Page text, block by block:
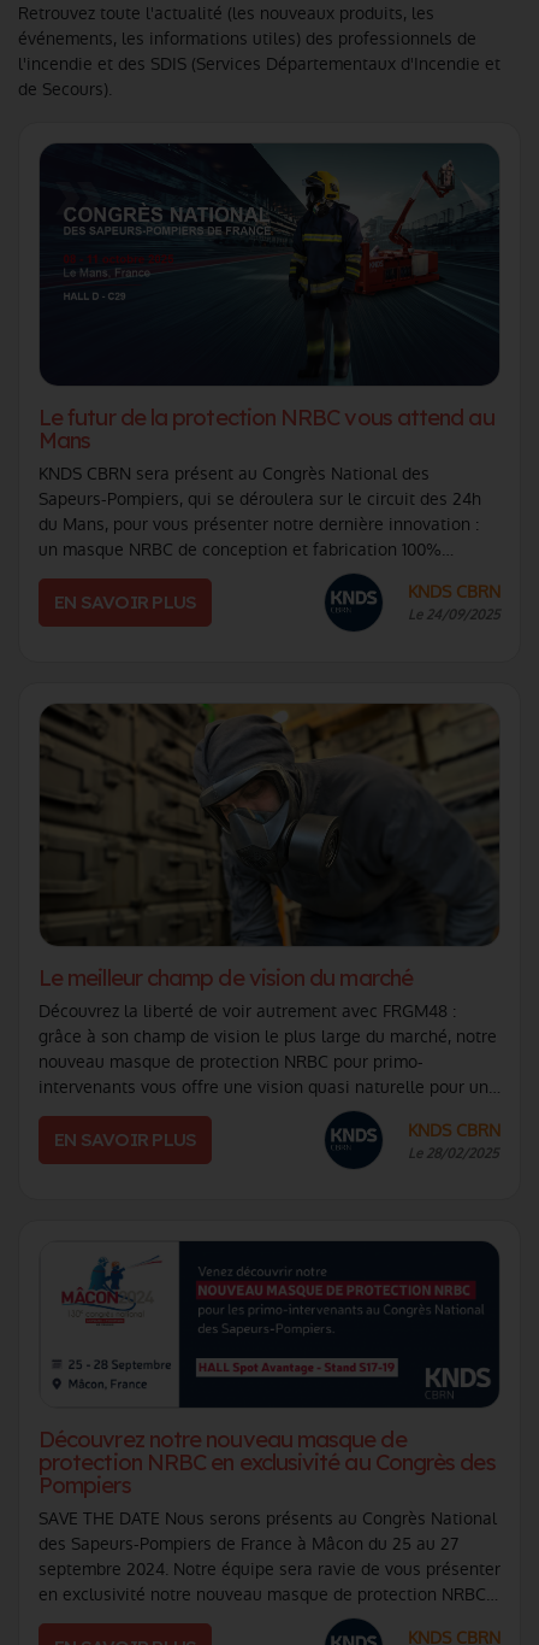
Retrouvez toute l'actualité (les nouveaux produits, les
événements, les informations utiles) des professionnels de
l'incendie et des SDIS (Services Départementaux d'Incendie et
de Secours).
Le futur de la protection NRBC vous attend au
Mans
KNDS CBRN sera présent au Congrès National des
Sapeurs-Pompiers, qui se déroulera sur le circuit des 24h
du Mans, pour vous présenter notre dernière innovation :
un masque NRBC de conception et fabrication 100%
française, spécialement développée pour (...)
EN SAVOIR PLUS KNDS CBRN
Le 24/09/2025
Le meilleur champ de vision du marché
Découvrez la liberté de voir autrement avec FRGM48 :
grâce à son champ de vision le plus large du marché, notre
nouveau masque de protection NRBC pour primo-
intervenants vous offre une vision quasi naturelle pour une
protection NRBC maximale ! Vous s (...)
EN SAVOIR PLUS KNDS CBRN
Le 28/02/2025
Découvrez notre nouveau masque de
protection NRBC en exclusivité au Congrès des
Pompiers
SAVE THE DATE Nous serons présents au Congrès National
des Sapeurs-Pompiers de France à Mâcon du 25 au 27
septembre 2024. Notre équipe sera ravie de vous présenter
en exclusivité notre nouveau masque de protection NRBC
pour les primo-intervenants ! N (...)
KNDS CBRN